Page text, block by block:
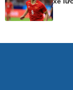
Tin Công nghệ
Trải nghiệm
Chuyển đổi số